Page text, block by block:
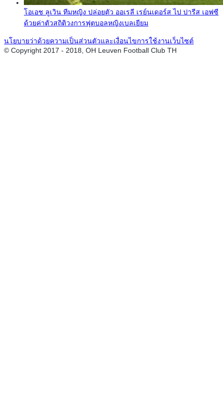
โอเอช ลูเวิน ทีมหญิง ปล่อยตัว ออเรลี เรย์นเดอร์ส ไป ปารีส เอฟซี
ด้วยค่าตัวสถิติวงการฟุตบอลหญิงเบลเยียม
นโยบายว่าด้วยความเป็นส่วนตัวและเงื่อนไขการใช้งานเว็บไซต์
© Copyright 2017 - 2018, OH Leuven Football Club TH